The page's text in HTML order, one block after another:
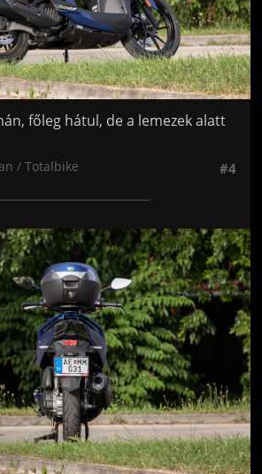
főleg hátul, de a lemezek alatt
/ Totalbike #4
Jön még kép!